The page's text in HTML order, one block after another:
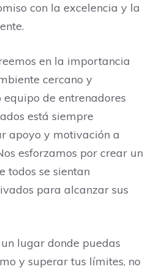
con la excelencia y la
en la importancia
cercano y
de entrenadores
está siempre
apoyo y motivación a
esforzamos por crear un
todos se sientan
para alcanzar sus
lugar donde puedas
y superar tus límites, no